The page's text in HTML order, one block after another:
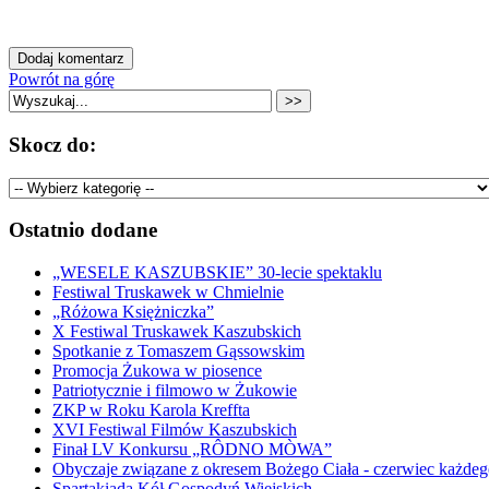
Powrót na górę
Skocz do:
Ostatnio dodane
„WESELE KASZUBSKIE” 30-lecie spektaklu
Festiwal Truskawek w Chmielnie
„Różowa Księżniczka”
X Festiwal Truskawek Kaszubskich
Spotkanie z Tomaszem Gąssowskim
Promocja Żukowa w piosence
Patriotycznie i filmowo w Żukowie
ZKP w Roku Karola Kreffta
XVI Festiwal Filmów Kaszubskich
Finał LV Konkursu „RÔDNO MÒWA”
Obyczaje związane z okresem Bożego Ciała - czerwiec